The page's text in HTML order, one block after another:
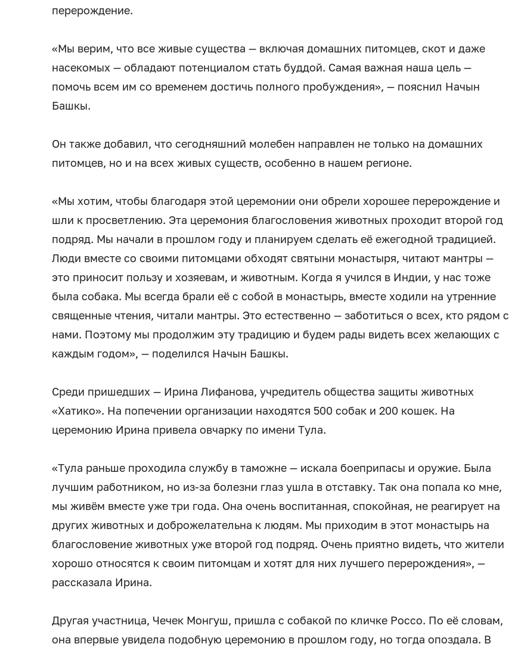
перерождение.
«Мы верим, что все живые существа — включая домашних питомцев, скот и даже
насекомых — обладают потенциалом стать буддой. Самая важная наша цель —
помочь всем им со временем достичь полного пробуждения», — пояснил Начын
Башкы.
Он также добавил, что сегодняшний молебен направлен не только на домашних
питомцев, но и на всех живых существ, особенно в нашем регионе.
«Мы хотим, чтобы благодаря этой церемонии они обрели хорошее перерождение и
шли к просветлению. Эта церемония благословения животных проходит второй год
подряд. Мы начали в прошлом году и планируем сделать её ежегодной традицией.
Люди вместе со своими питомцами обходят святыни монастыря, читают мантры —
это приносит пользу и хозяевам, и животным. Когда я учился в Индии, у нас тоже
была собака. Мы всегда брали её с собой в монастырь, вместе ходили на утренние
священные чтения, читали мантры. Это естественно — заботиться о всех, кто рядом с
нами. Поэтому мы продолжим эту традицию и будем рады видеть всех желающих с
каждым годом», — поделился Начын Башкы.
Среди пришедших — Ирина Лифанова, учредитель общества защиты животных
«Хатико». На попечении организации находятся 500 собак и 200 кошек. На
церемонию Ирина привела овчарку по имени Тула.
«Тула раньше проходила службу в таможне — искала боеприпасы и оружие. Была
лучшим работником, но из-за болезни глаз ушла в отставку. Так она попала ко мне,
мы живём вместе уже три года. Она очень воспитанная, спокойная, не реагирует на
других животных и доброжелательна к людям. Мы приходим в этот монастырь на
благословение животных уже второй год подряд. Очень приятно видеть, что жители
хорошо относятся к своим питомцам и хотят для них лучшего перерождения», —
рассказала Ирина.
Другая участница, Чечек Монгуш, пришла с собакой по кличке Россо. По её словам,
она впервые увидела подобную церемонию в прошлом году, но тогда опоздала. В